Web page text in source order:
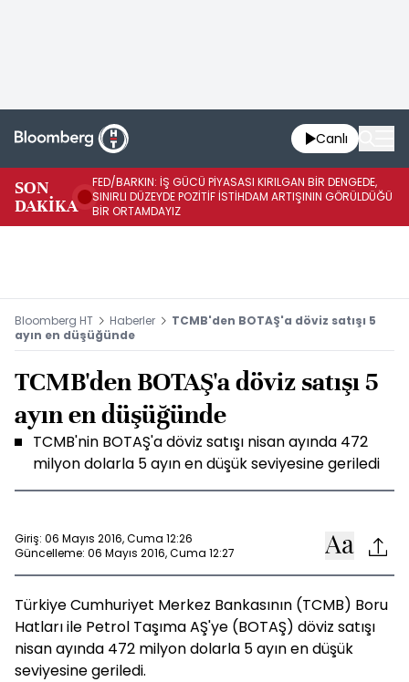
Canlı
SON
DAKİKA
FED/BARKIN: İŞ GÜCÜ PİYASASI KIRILGAN BİR DENGEDE,
SINIRLI DÜZEYDE POZİTİF İSTİHDAM ARTIŞININ GÖRÜLDÜĞÜ
BİR ORTAMDAYIZ
Bloomberg HT Haberler
TCMB'den BOTAŞ'a döviz satışı 5
ayın en düşüğünde
TCMB'den BOTAŞ'a döviz satışı 5
ayın en düşüğünde
TCMB'nin BOTAŞ'a döviz satışı nisan ayında 472
milyon dolarla 5 ayın en düşük seviyesine geriledi
Giriş: 06 Mayıs 2016, Cuma 12:26
Güncelleme: 06 Mayıs 2016, Cuma 12:27
Türkiye Cumhuriyet Merkez Bankasının (TCMB) Boru
Hatları ile Petrol Taşıma AŞ'ye (BOTAŞ) döviz satışı
nisan ayında 472 milyon dolarla 5 ayın en düşük
seviyesine geriledi.